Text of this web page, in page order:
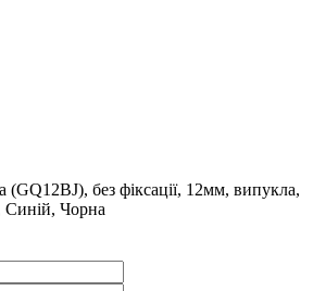
без фіксації, 12мм, випукла,
Чорна